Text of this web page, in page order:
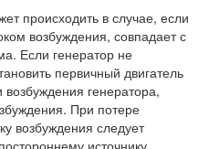
происходить в случае, если
возбуждения, совпадает с
Если генератор не
первичный двигатель
генератора,
При потере
возбуждения следует
источнику